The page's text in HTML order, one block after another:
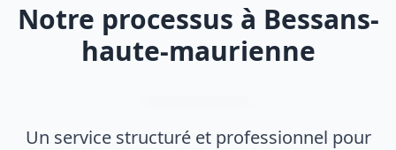
Notre processus à Bessans-
haute-maurienne
Un service structuré et professionnel pour